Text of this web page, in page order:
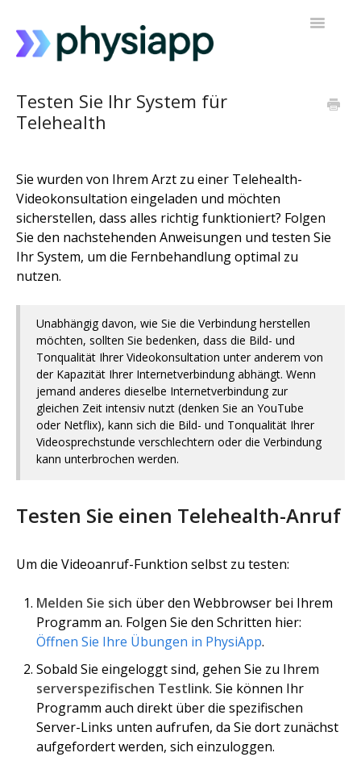
Testen Sie Ihr System für
Telehealth
Sie wurden von Ihrem Arzt zu einer Telehealth-
Videokonsultation eingeladen und möchten
sicherstellen, dass alles richtig funktioniert? Folgen
Sie den nachstehenden Anweisungen und testen Sie
Ihr System, um die Fernbehandlung optimal zu
nutzen.
Unabhängig davon, wie Sie die Verbindung herstellen
möchten, sollten Sie bedenken, dass die Bild- und
Tonqualität Ihrer Videokonsultation unter anderem von
der Kapazität Ihrer Internetverbindung abhängt. Wenn
jemand anderes dieselbe Internetverbindung zur
gleichen Zeit intensiv nutzt (denken Sie an YouTube
oder Netflix), kann sich die Bild- und Tonqualität Ihrer
Videosprechstunde verschlechtern oder die Verbindung
kann unterbrochen werden.
Testen Sie einen Telehealth-Anruf
Um die Videoanruf-Funktion selbst zu testen:
Melden Sie sich über den Webbrowser bei Ihrem
Programm an. Folgen Sie den Schritten hier:
Öffnen Sie Ihre Übungen in PhysiApp.
Sobald Sie eingeloggt sind, gehen Sie zu Ihrem
serverspezifischen Testlink. Sie können Ihr
Programm auch direkt über die spezifischen
Server-Links unten aufrufen, da Sie dort zunächst
aufgefordert werden, sich einzuloggen.